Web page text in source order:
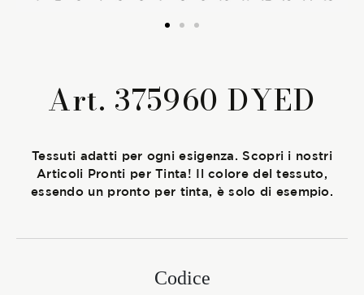
Art. 375960 DYED
Tessuti adatti per ogni esigenza. Scopri i nostri
Articoli Pronti per Tinta! Il colore del tessuto,
essendo un pronto per tinta, è solo di esempio.
Codice
Heart for Earth
Certificazioni
NOVITÀ